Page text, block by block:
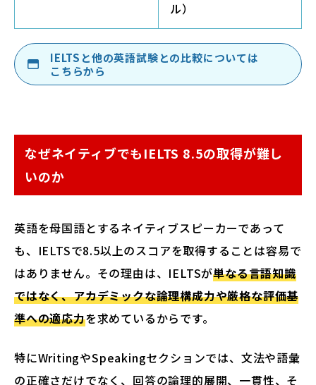
ル）
IELTSと他の英語試験との比較については
こちらから
なぜネイティブでもIELTS 8.5の取得が難し
いのか
英語を母国語とするネイティブスピーカーであって
も、IELTSで8.5以上のスコアを取得することは容易で
はありません。その理由は、IELTSが単なる言語知識
ではなく、アカデミックな論理構成力や厳格な評価基
準への適応力を求めているからです。
特にWritingやSpeakingセクションでは、文法や語彙
の正確さだけでなく、回答の論理的展開、一貫性、そ